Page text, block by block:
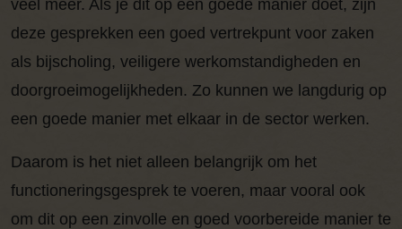
veel meer. Als je dit op een goede manier doet, zijn
deze gesprekken een goed vertrekpunt voor zaken
als bijscholing, veiligere werkomstandigheden en
doorgroeimogelijkheden. Zo kunnen we langdurig op
een goede manier met elkaar in de sector werken.
Daarom is het niet alleen belangrijk om het
functioneringsgesprek te voeren, maar vooral ook
om dit op een zinvolle en goed voorbereide manier te